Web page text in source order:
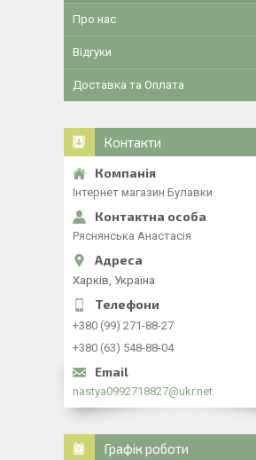
Про нас
Відгуки
Доставка та Оплата
Контакти
Інтернет магазин Булавки
Ряснянська Анастасія
Харків, Україна
+380 (99) 271-88-27
+380 (63) 548-88-04
nastya0992718827@ukr.net
Графік роботи